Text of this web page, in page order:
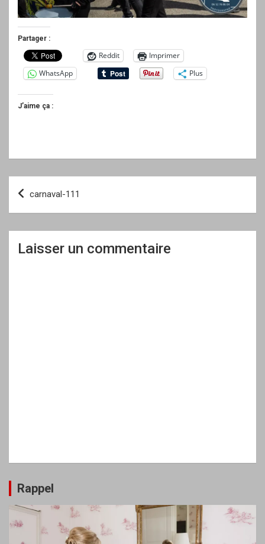
Partager :
Reddit
Imprimer
WhatsApp
Plus
J’aime ça :
Navigation
carnaval-111
Laisser un commentaire
Rappel